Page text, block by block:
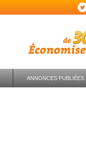
ANNONCES PUBLIÉES